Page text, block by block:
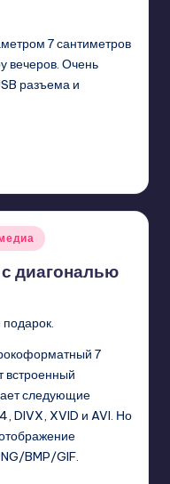
7 сантиметров
вечеров. Очень
разъема и
диагональю
7
следующие
DIVX, XVID и AVI. Но
BMP/GIF.